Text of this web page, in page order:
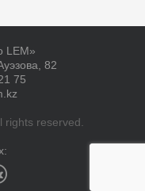
LEM»
82
75
rights reserved.